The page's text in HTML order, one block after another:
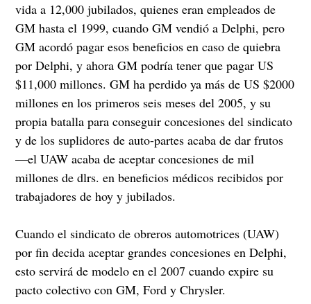
vida a 12,000 jubilados, quienes eran empleados de
GM hasta el 1999, cuando GM vendió a Delphi, pero
GM acordó pagar esos beneficios en caso de quiebra
por Delphi, y ahora GM podría tener que pagar US
$11,000 millones. GM ha perdido ya más de US $2000
millones en los primeros seis meses del 2005, y su
propia batalla para conseguir concesiones del sindicato
y de los suplidores de auto-partes acaba de dar frutos
—el UAW acaba de aceptar concesiones de mil
millones de dlrs. en beneficios médicos recibidos por
trabajadores de hoy y jubilados.
Cuando el sindicato de obreros automotrices (UAW)
por fin decida aceptar grandes concesiones en Delphi,
esto servirá de modelo en el 2007 cuando expire su
pacto colectivo con GM, Ford y Chrysler.